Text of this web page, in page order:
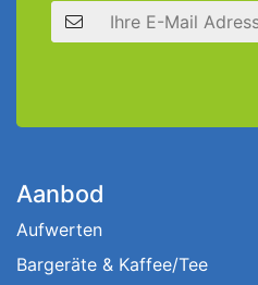
E-Mail Adresse
Aanbod
Aufwerten
Bargeräte & Kaffee/Tee